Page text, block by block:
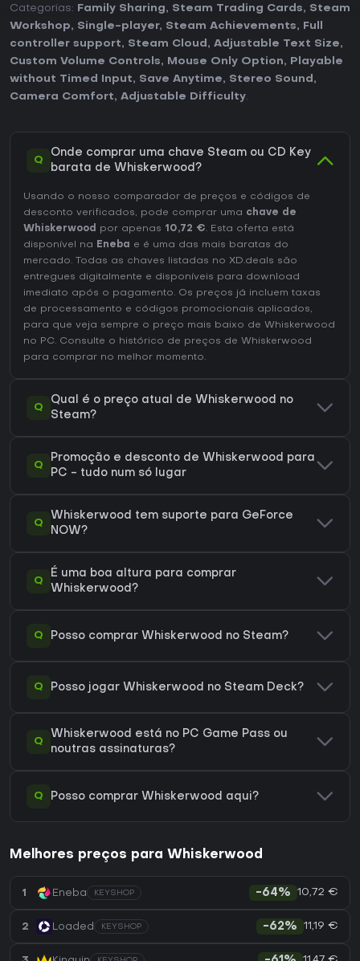
Categorias: Family Sharing, Steam Trading Cards, Steam
Workshop, Single-player, Steam Achievements,
Full
controller support, Steam Cloud , Adjustable Text Size,
Custom Volume Controls, Mouse Only Option,
Playable
without Timed Input, Save Anytime, Stereo Sound ,
Camera Comfort, Adjustable Difficulty.
Q
Onde comprar uma chave Steam ou CD Key
barata de Whiskerwood?
Usando o nosso comparador de preços e códigos de
desconto verificados, pode comprar uma chave de
Whiskerwood
por apenas 10,72 €. Esta oferta está
disponível na Eneba
e é uma das mais baratas do
mercado. Todas as chaves listadas no XD.deals são
entregues digitalmente e disponíveis para download
imediato após o pagamento. Os preços já incluem taxas
de processamento e códigos promocionais aplicados,
para que veja sempre o preço mais baixo de Whiskerwood
no PC. Consulte o histórico de preços de Whiskerwood
para comprar no melhor momento.
Q
Qual é o preço atual de Whiskerwood no
Steam?
Q
Promoção e desconto de Whiskerwood para
PC - tudo num só lugar
Q
Whiskerwood tem suporte para GeForce
NOW?
Q
É uma boa altura para comprar
Whiskerwood?
Q Posso comprar Whiskerwood no Steam?
Q Posso jogar Whiskerwood no Steam Deck?
Q
Whiskerwood está no PC Game Pass ou
noutras assinaturas?
Q Posso comprar Whiskerwood aqui?
Melhores preços para Whiskerwood
1 Eneba KEYSHOP -64% 10,72 €
2 Loaded KEYSHOP -62% 11,19 €